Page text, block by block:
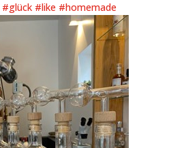
#glück #like #homemade